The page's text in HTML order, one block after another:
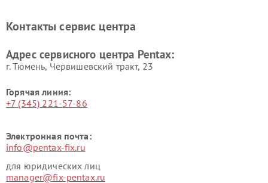
Контакты сервис центра
Адрес сервисного центра Pentax:
г. Тюмень, ​Червишевский тракт, 23
Горячая линия:
+7 (345) 221-57-86
Электронная почта:
info@pentax-fix.ru
для юридических лиц
manager@fix-pentax.ru